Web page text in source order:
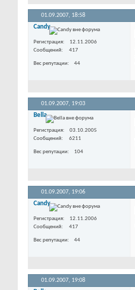
01.09.2007, 18:58
Candy
Регистрация
12.11.2006
Сообщений
417
Вес репутации 44
01.09.2007, 19:03
Bella
Регистрация
03.10.2005
Сообщений
6211
Вес репутации 104
01.09.2007, 19:06
Candy
Регистрация
12.11.2006
Сообщений
417
Вес репутации 44
01.09.2007, 19:08